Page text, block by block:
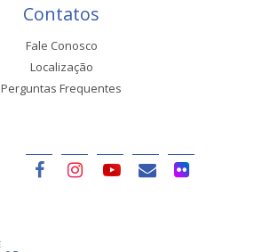
Contatos
Fale Conosco
Localização
Perguntas Frequentes